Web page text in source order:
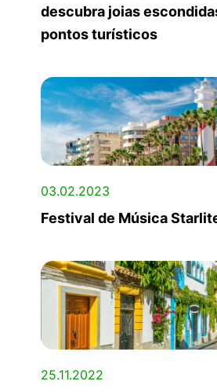
descubra joias
pontos turísticos
03.02.2023
Festival de Música
25.11.2022